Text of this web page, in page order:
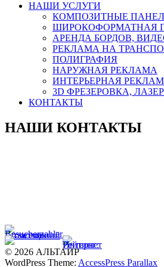
НАШИ УСЛУГИ
КОМПОЗИТНЫЕ
ШИРОКОФОРМАТНАЯ
АРЕНДА БОРДОВ,
РЕКЛАМА НА
ПОЛИГРАФИЯ
НАРУЖНАЯ РЕКЛАМА
ИНТЕРЬЕРНАЯ
3D ФРЕЗЕРОВКА,
КОНТАКТЫ
НАШИ КОНТАКТЫ
© 2026 АЛЬТАИР
WordPress Theme: AccessPress Parallax